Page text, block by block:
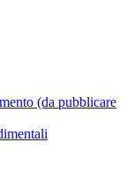
(da pubblicare